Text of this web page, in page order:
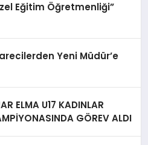
Eğitim Öğretmenliği”
Yeni Müdür’e
ELMA U17 KADINLAR
GÖREV ALDI